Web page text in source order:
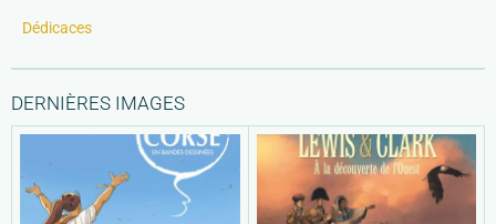
Dédicaces
DERNIÈRES IMAGES